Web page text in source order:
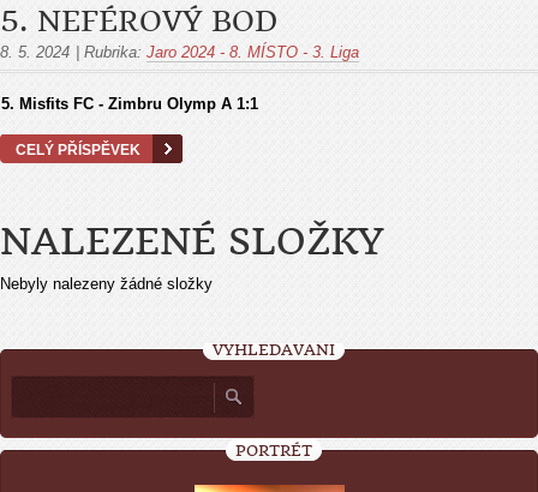
5. NEFÉROVÝ BOD
8. 5. 2024 Rubrika: Jaro 2024 - 8. MÍSTO - 3. Liga
5. Misfits FC - Zimbru Olymp A 1:1
CELÝ PŘÍSPĚVEK
NALEZENÉ SLOŽKY
Nebyly nalezeny žádné složky
VYHLEDÁVÁNÍ
PORTRÉT